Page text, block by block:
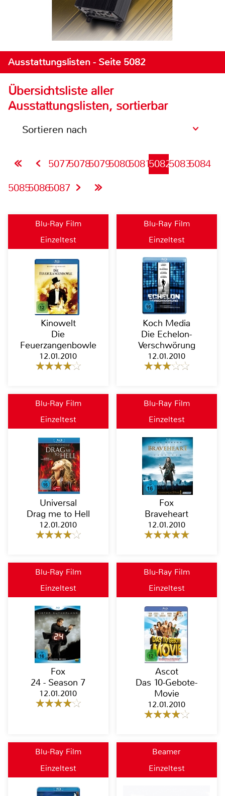
Ausstattungslisten - Seite 5082
Übersichtsliste aller
Ausstattungslisten, sortierbar
Sortieren nach
50775078507950805081508250835084
508550865087
Blu-Ray Film
Einzeltest
Kinowelt
Die
Feuerzangenbowle
12.01.2010
Blu-Ray Film
Einzeltest
Koch Media
Die Echelon-
Verschwörung
12.01.2010
Blu-Ray Film
Einzeltest
Universal
Drag me to Hell
12.01.2010
Blu-Ray Film
Einzeltest
Fox
Braveheart
12.01.2010
Blu-Ray Film
Einzeltest
Fox
24 - Season 7
12.01.2010
Blu-Ray Film
Einzeltest
Ascot
Das 10-Gebote-
Movie
12.01.2010
Blu-Ray Film
Einzeltest
Beamer
Einzeltest